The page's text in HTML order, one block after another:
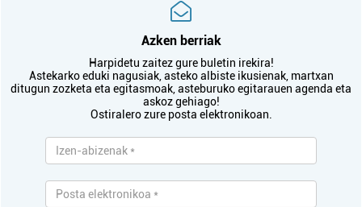
Azken berriak
Harpidetu zaitez gure buletin irekira!
Astekarko eduki nagusiak, asteko albiste ikusienak, martxan
ditugun zozketa eta egitasmoak, asteburuko egitarauen agenda eta
askoz gehiago!
Ostiralero zure posta elektronikoan.